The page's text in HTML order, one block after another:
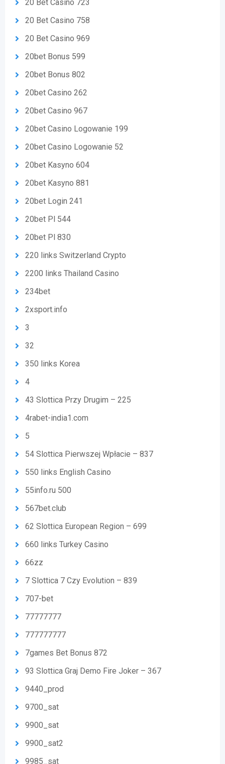
20 Bet Casino 723
20 Bet Casino 758
20 Bet Casino 969
20bet Bonus 599
20bet Bonus 802
20bet Casino 262
20bet Casino 967
20bet Casino Logowanie 199
20bet Casino Logowanie 52
20bet Kasyno 604
20bet Kasyno 881
20bet Login 241
20bet Pl 544
20bet Pl 830
220 links Switzerland Crypto
2200 links Thailand Casino
234bet
2xsport.info
3
32
350 links Korea
4
43 Slottica Przy Drugim – 225
4rabet-india1.com
5
54 Slottica Pierwszej Wpłacie – 837
550 links English Casino
55info.ru 500
567bet.club
62 Slottica European Region – 699
660 links Turkey Casino
66zz
7 Slottica 7 Czy Evolution – 839
707-bet
77777777
777777777
7games Bet Bonus 872
93 Slottica Graj Demo Fire Joker – 367
9440_prod
9700_sat
9900_sat
9900_sat2
9985_sat